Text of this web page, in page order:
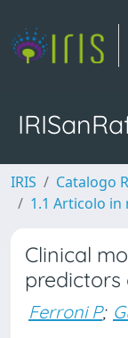
IRIS Catalogo
1.1 Articolo in
Clinical
predictors
Ferroni P;